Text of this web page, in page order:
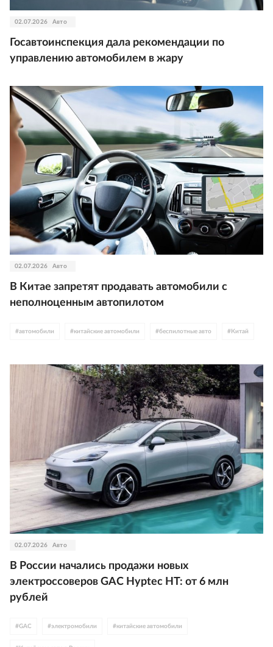
02.07.2026 Авто
Госавтоинспекция дала рекомендации по
управлению автомобилем в жару
02.07.2026 Авто
В Китае запретят продавать автомобили с
неполноценным автопилотом
#автомобили #китайские автомобили #беспилотные авто # Китай
02.07.2026 Авто
В России начались продажи новых
электроссоверов GAC Hyptec HT: от 6 млн
рублей
#GAC #электромобили #китайские автомобили